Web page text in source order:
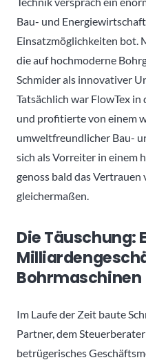
Bau- und
Einsatzmöglichkeiten bot.
die auf hochmoderne
Schmider als innovativer
Tatsächlich war FlowTex
und profitierte von einem
umweltfreundlicher Bau-
sich als Vorreiter in einem
genoss bald das
gleichermaßen.
Die Täuschung:
Bohrmaschinen
Im Laufe der Zeit baute
Partner, dem
betrügerisches